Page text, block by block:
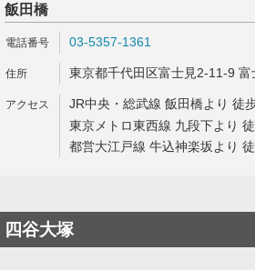
飯田橋
03-5357-1361
東京都千代田区富士見2-11-9 富
JR中央・総武線 飯田橋より 徒
東京メトロ東西線 九段下より
都営大江戸線 牛込神楽坂より
四谷大塚